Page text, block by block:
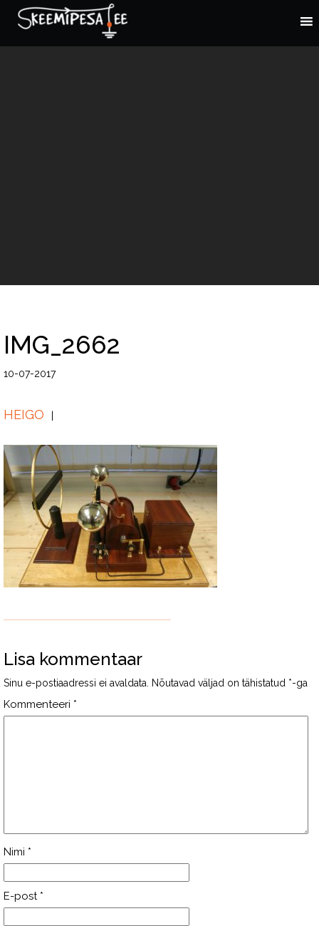
IMG_2662
10-07-2017
HEIGO
Lisa kommentaar
Sinu e-postiaadressi ei avaldata. Nõutavad väljad on tähistatud *-ga
Kommenteeri *
Nimi *
E-post *